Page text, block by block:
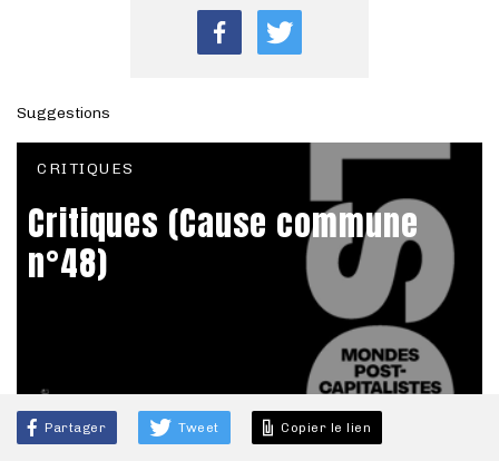
Suggestions
CRITIQUES
Critiques (Cause commune
n°48)
Partager Tweet Copier le lien